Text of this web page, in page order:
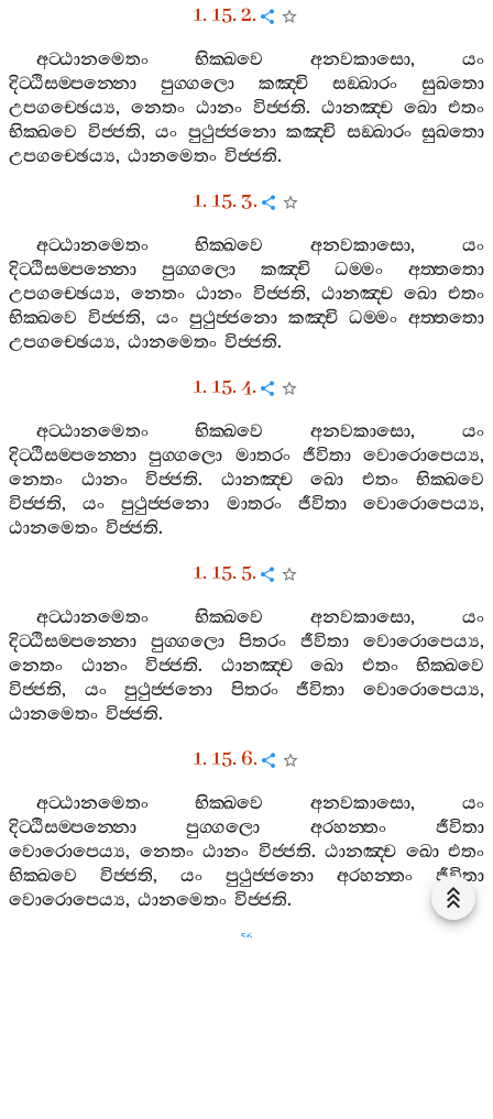
1. 15. 2.
අට‍්ඨානමෙතං භික‍්ඛවෙ අනවකාසො,යං
දිට‍්ඨිසම‍්පන‍්නො
පුග‍්ගලො කඤ‍්චි සඞ‍්ඛාරං
සුඛතො
උපගච‍්ඡෙය්‍ය, නෙතං ඨානං විජ‍්ජති. ඨානඤ‍්ච ඛො එතං
භික‍්ඛවෙ විජ‍්ජති, යං පුථුජ‍්ජනො කඤ‍්චි සඞ‍්ඛාරං සුඛතො
උපගච‍්ඡෙය්‍ය, ඨානමෙතං විජ‍්ජති.
1. 15. 3.
අට‍්ඨානමෙතං භික‍්ඛවෙ අනවකාසො,යං
දිට‍්ඨිසම‍්පන‍්නො
පුග‍්ගලො කඤ‍්චි ධම‍්මං
අත‍්තතො
උපගච‍්ඡෙය්‍ය, නෙතං ඨානං විජ‍්ජති, ඨානඤ‍්ච ඛො එතං
භික‍්ඛවෙ විජ‍්ජති, යං පුථුජ‍්ජනො කඤ‍්චි ධම‍්මං අත‍්තතො
උපගච‍්ඡෙය්‍ය, ඨානමෙතං විජ‍්ජති.
1. 15. 4.
අට‍්ඨානමෙතං භික‍්ඛවෙ අනවකාසො,යං
දිට‍්ඨිසම‍්පන‍්නො පුග‍්ගලො මාතරං ජීවිතා වොරොපෙය්‍ය,
නෙතං
ඨානං විජ‍්ජති. ඨානඤ‍්ච ඛො එතං
භික‍්ඛවෙ
විජ‍්ජති,යං පුථුජ‍්ජනො මාතරං ජීවිතා වොරොපෙය්‍ය,
ඨානමෙතං විජ‍්ජති.
1. 15. 5.
අට‍්ඨානමෙතං භික‍්ඛවෙ අනවකාසො,යං
දිට‍්ඨිසම‍්පන‍්නො
පුග‍්ගලො පිතරං ජීවිතා වොරොපෙය්‍ය,
නෙතං
ඨානං විජ‍්ජති. ඨානඤ‍්ච ඛො එතං
භික‍්ඛවෙ
විජ‍්ජති, යං පුථුජ‍්ජනො පිතරං ජීවිතා වොරොපෙය්‍ය,
ඨානමෙතං විජ‍්ජති.
1. 15. 6.
අට‍්ඨානමෙතං භික‍්ඛවෙ අනවකාසො,යං
දිට‍්ඨිසම‍්පන‍්නො
පුග‍්ගලො අරහන‍්තං
ජීවිතා
වොරොපෙය්‍ය, නෙතං ඨානං විජ‍්ජති. ඨානඤ‍්ච ඛො එතං
භික‍්ඛවෙ
විජ‍්ජති, යං පුථුජ‍්ජනො අරහන‍්තං
ජීවිතා
වොරොපෙය්‍ය, ඨානමෙතං විජ‍්ජති.
56